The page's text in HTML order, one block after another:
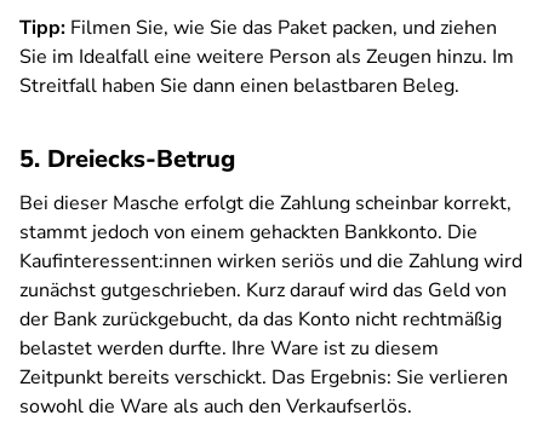
Tipp: Filmen Sie, wie Sie das Paket packen, und ziehen
Sie im Idealfall eine weitere Person als Zeugen hinzu. Im
Streitfall haben Sie dann einen belastbaren Beleg.
5. Dreiecks-Betrug
Bei dieser Masche erfolgt die Zahlung scheinbar korrekt,
stammt jedoch von einem gehackten Bankkonto. Die
Kaufinteressent:innen wirken seriös und die Zahlung wird
zunächst gutgeschrieben. Kurz darauf wird das Geld von
der Bank zurückgebucht, da das Konto nicht rechtmäßig
belastet werden durfte. Ihre Ware ist zu diesem
Zeitpunkt bereits verschickt. Das Ergebnis: Sie verlieren
sowohl die Ware als auch den Verkaufserlös.